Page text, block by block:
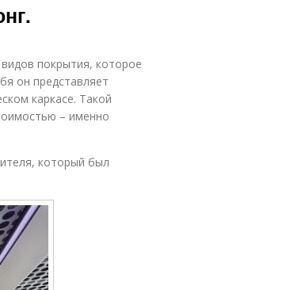
Панели на
потолок
потолок
покрытия, которое
он представляет
каркасе. Такой
– именно
который был